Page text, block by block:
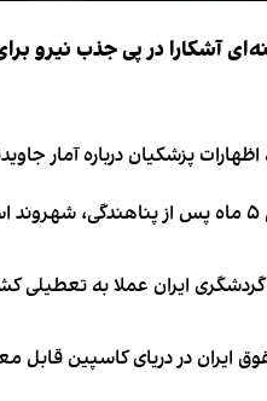
آشکارا در پی جذب نیرو
پزشکیان درباره آمار
ایران عملا به تعطیلی
ایران در دریای کاسپین قابل